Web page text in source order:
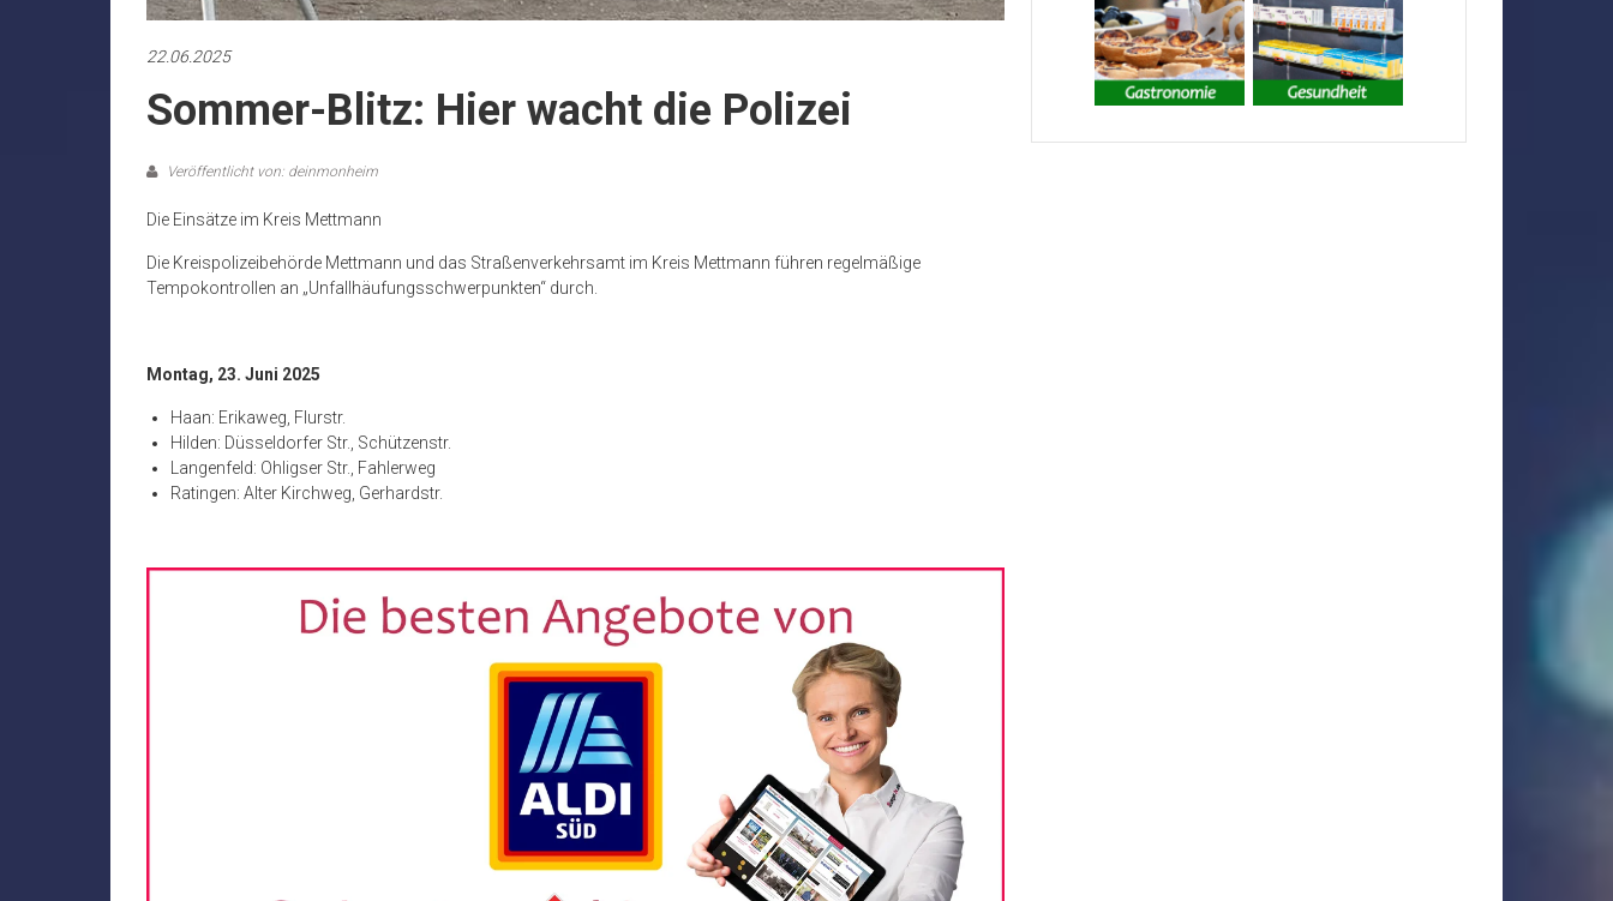
22.06.2025
Sommer-Blitz: Hier wacht die Polizei
Veröffentlicht von: deinmonheim
Die Einsätze im Kreis Mettmann
Die Kreispolizeibehörde Mettmann und das Straßenverkehrsamt im Kreis Mettmann führen regelmäßige
Tempokontrollen an „Unfallhäufungsschwerpunkten“ durch.
Montag, 23. Juni 2025
Haan: Erikaweg, Flurstr.
Hilden: Düsseldorfer Str., Schützenstr.
Langenfeld: Ohligser Str., Fahlerweg
Ratingen: Alter Kirchweg, Gerhardstr.